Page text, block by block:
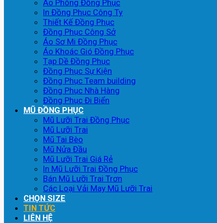
Áo Phông Đồng Phục
In Đồng Phục Công Ty
Thiết Kế Đồng Phục
Đồng Phục Công Sở
Áo Sơ Mi Đồng Phục
Áo Khoác Gió Đồng Phục
Tạp Dề Đồng Phục
Đồng Phục Sự Kiện
Đồng Phục Team building
Đồng Phục Nhà Hàng
Đồng Phục Đi Biển
MŨ ĐỒNG PHỤC
Mũ Lưỡi Trai Đồng Phục
Mũ Lưỡi Trai
Mũ Tai Bèo
Mũ Nửa Đầu
Mũ Lưỡi Trai Giá Rẻ
In Mũ Lưỡi Trai Đồng Phục
Bán Mũ Lưỡi Trai Trơn
Các Loại Vải May Mũ Lưỡi Trai
CHỌN SIZE
TIN TỨC
LIÊN HỆ